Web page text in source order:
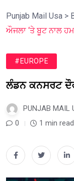
Punjab Mail Usa >
ਔਜਲਾ ‘ਤੇ ਬੂਟ ਨਾਲ
#EUROPE
ਲੰਡਨ ਕਨਸਰਟ
PUNJAB MAIL
0
1 min read